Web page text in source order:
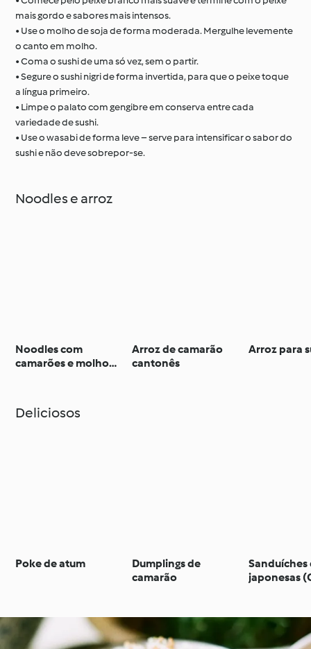
mais gordo e sabores mais intensos.
• Use o molho de soja de forma moderada. Mergulhe levemente
o canto em molho.
• Coma o sushi de uma só vez, sem o partir.
• Segure o sushi nigri de forma invertida, para que o peixe toque
a língua primeiro.
• Limpe o palato com gengibre em conserva entre cada
variedade de sushi.
• Use o wasabi de forma leve – serve para intensificar o sabor do
sushi e não deve sobrepor-se.
Noodles e arroz
Noodles com
camarões e molho
Arroz de camarão
cantonês
Arroz para
Deliciosos
Poke de atum
Dumplings de
camarão
Sanduíches
japonesas